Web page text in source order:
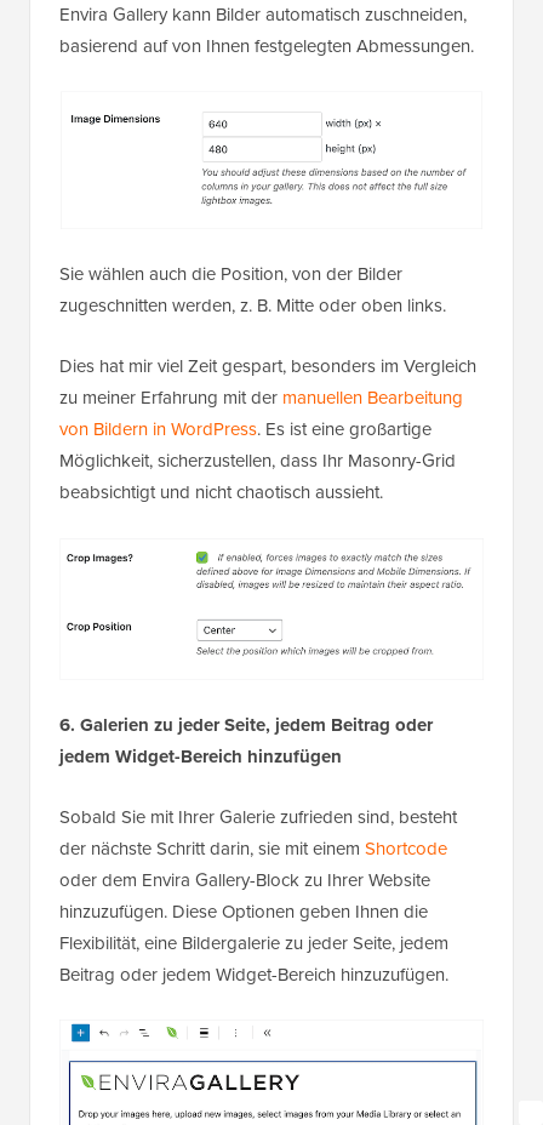
Envira Gallery kann Bilder automatisch zuschneiden,
basierend auf von Ihnen festgelegten Abmessungen.
Sie wählen auch die Position, von der Bilder
zugeschnitten werden, z. B. Mitte oder oben links.
Dies hat mir viel Zeit gespart, besonders im Vergleich
zu meiner Erfahrung mit der manuellen Bearbeitung
von Bildern in WordPress. Es ist eine großartige
Möglichkeit, sicherzustellen, dass Ihr Masonry-Grid
beabsichtigt und nicht chaotisch aussieht.
6. Galerien zu jeder Seite, jedem Beitrag oder
jedem Widget-Bereich hinzufügen
Sobald Sie mit Ihrer Galerie zufrieden sind, besteht
der nächste Schritt darin, sie mit einem Shortcode
oder dem Envira Gallery-Block zu Ihrer Website
hinzuzufügen. Diese Optionen geben Ihnen die
Flexibilität, eine Bildergalerie zu jeder Seite, jedem
Beitrag oder jedem Widget-Bereich hinzuzufügen.